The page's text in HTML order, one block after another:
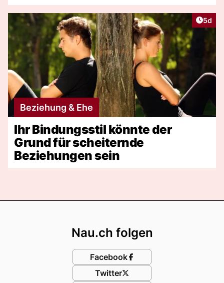
5d
Beziehung & Ehe
Ihr Bindungsstil könnte der
Grund für scheiternde
Beziehungen sein
Nau.ch folgen
Facebook
Twitter